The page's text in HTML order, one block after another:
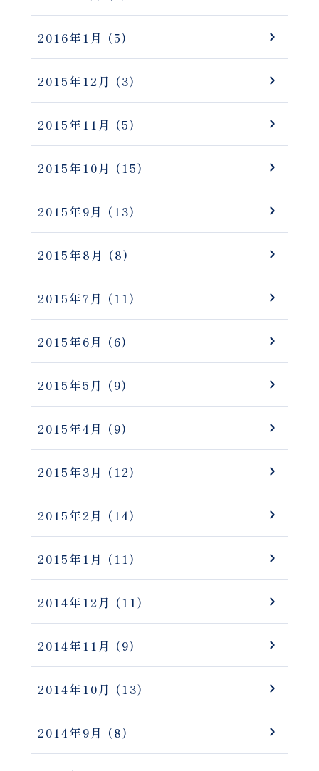
2016年1月 (5)
2015年12月 (3)
2015年11月 (5)
2015年10月 (15)
2015年9月 (13)
2015年8月 (8)
2015年7月 (11)
2015年6月 (6)
2015年5月 (9)
2015年4月 (9)
2015年3月 (12)
2015年2月 (14)
2015年1月 (11)
2014年12月 (11)
2014年11月 (9)
2014年10月 (13)
2014年9月 (8)